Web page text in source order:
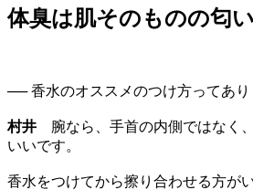
体臭は肌そのものの匂
── 香水のオススメのつけ方ってあり
村井 腕なら、手首の内側ではなく、
いいです。
香水をつけてから擦り合わせる方が